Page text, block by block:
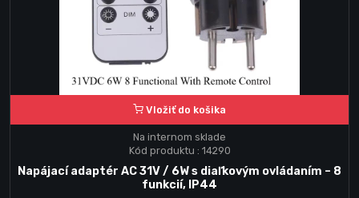
Vložiť do košika
Na internom sklade
Kód produktu : 14290
Napájací adaptér AC 31V / 6W s diaľkovým ovládaním – 8
funkcií, IP44